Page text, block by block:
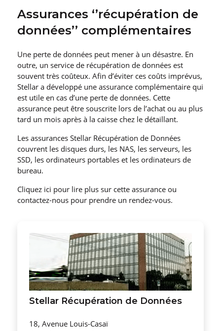
Assurances ‘’récupération de
données’’ complémentaires
Une perte de données peut mener à un désastre. En
outre, un service de récupération de données est
souvent très coûteux. Afin d’éviter ces coûts imprévus,
Stellar a développé une assurance complémentaire qui
est utile en cas d’une perte de données. Cette
assurance peut être souscrite lors de l’achat ou au plus
tard un mois après à la caisse chez le détaillant.
Les assurances Stellar Récupération de Données
couvrent les disques durs, les NAS, les serveurs, les
SSD, les ordinateurs portables et les ordinateurs de
bureau.
Cliquez ici pour lire plus sur cette assurance ou
contactez-nous pour prendre un rendez-vous.
Stellar Récupération de Données
18, Avenue Louis-Casaï